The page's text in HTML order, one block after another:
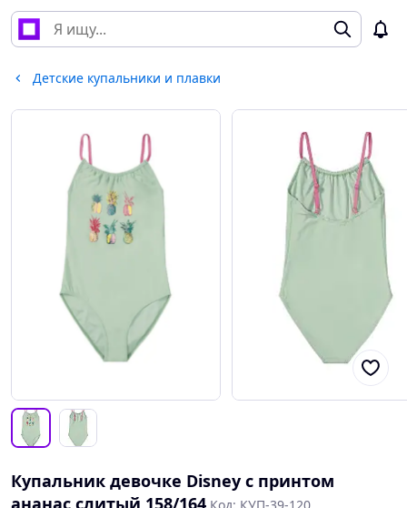
Детские купальники и плавки
Купальник девочке Disney с принтом
ананас слитый 158/164